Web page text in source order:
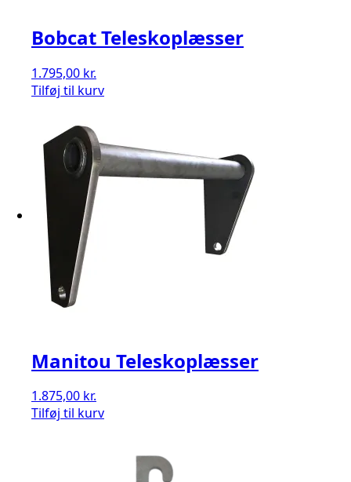
Bobcat Teleskoplæsser
1.795,00 kr.
Tilføj til kurv
Manitou Teleskoplæsser
1.875,00 kr.
Tilføj til kurv